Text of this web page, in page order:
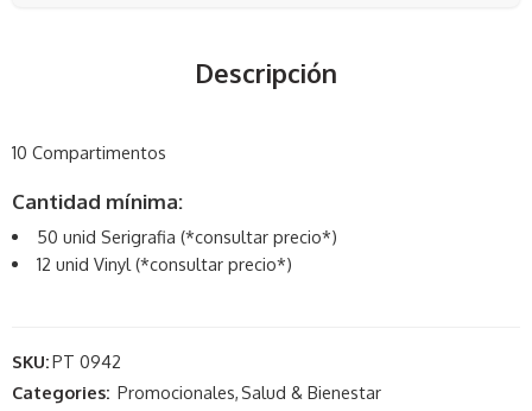
Descripción
10 Compartimentos
Cantidad mínima:
50 unid Serigrafia (*consultar precio*)
12 unid Vinyl (*consultar precio*)
SKU:PT 0942
Categories: Promocionales,Salud & Bienestar